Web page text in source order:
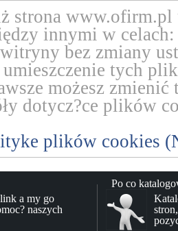
strona
innymi w celach:
bez zmiany
tych
możesz
dotycz?ce plików
plików cookies
a my go
naszych
Po co